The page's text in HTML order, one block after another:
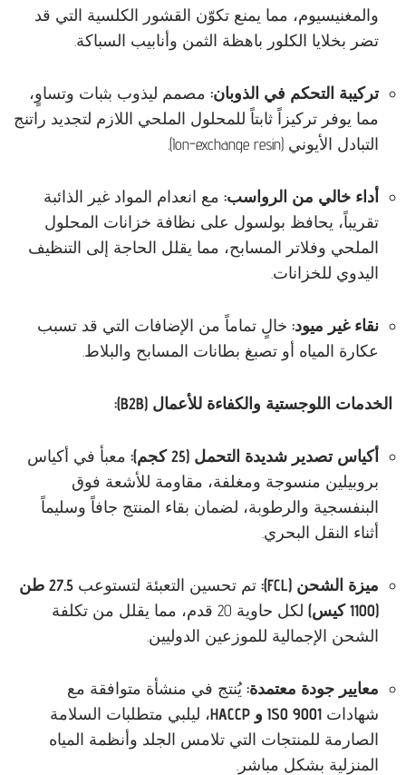
والمغنيسيوم، مما يمنع تكوّن القشور الكلسية التي قد
تضر بخلايا الكلور باهظة الثمن وأنابيب السباكة.
تركيبة التحكم في الذوبان: مصمم ليذوب بثبات وتساوٍ،
مما يوفر تركيزاً ثابتاً للمحلول الملحي اللازم لتجديد راتنج
التبادل الأيوني (Ion-exchange resin).
أداء خالي من الرواسب: مع انعدام المواد غير الذائبة
تقريباً، يحافظ بولسول على نظافة خزانات المحلول
الملحي وفلاتر المسابح، مما يقلل الحاجة إلى التنظيف
اليدوي للخزانات.
نقاء غير ميود: خالٍ تماماً من الإضافات التي قد تسبب
عكارة المياه أو تصبغ بطانات المسابح والبلاط.
الخدمات اللوجستية والكفاءة للأعمال (B2B):
أكياس تصدير شديدة التحمل (25 كجم):
معبأ في أكياس
بروبيلين منسوجة ومغلفة، مقاومة للأشعة فوق
البنفسجية والرطوبة، لضمان بقاء المنتج جافاً وسليماً
أثناء النقل البحري.
ميزة الشحن (FCL): تم تحسين التعبئة لتستوعب
27.5 طن
(1100 كيس)
لكل حاوية 20 قدم، مما يقلل من تكلفة
الشحن الإجمالية للموزعين الدوليين.
معايير جودة معتمدة: يُنتج في منشأة متوافقة مع
شهادات ISO 9001 و HACCP
، ليلبي متطلبات السلامة
الصارمة للمنتجات التي تلامس الجلد وأنظمة المياه
المنزلية بشكل مباشر.